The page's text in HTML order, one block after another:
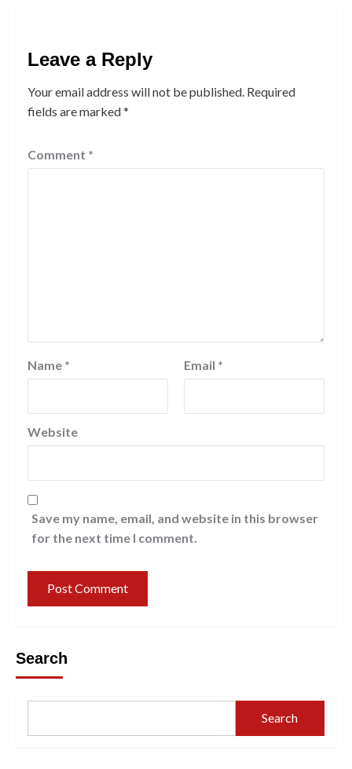
Leave a Reply
Your email address will not be published. Required
fields are marked*
Comment *
Name * Email *
Website
Save my name, email, and website in this browser
for the next time I comment.
Search
Search